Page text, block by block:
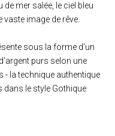
mer salée, le ciel bleu
image de rêve.
sous la forme d'un
purs selon une
- la technique authentique
dans le style Gothique